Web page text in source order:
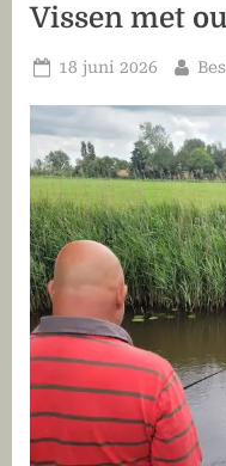
Vissen met
Geplaatst
18 juni 2026